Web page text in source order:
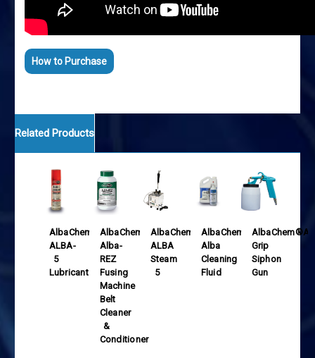
How to Purchase
Related Products
AlbaChem®
ALBA-
5
Lubricant
AlbaChem®
Alba-
REZ
Fusing
Machine
Belt
Cleaner
&
Conditioner
AlbaChem®
ALBA
Steam
5
AlbaChem®
Alba
Cleaning
Fluid
Grip
Siphon
Gun